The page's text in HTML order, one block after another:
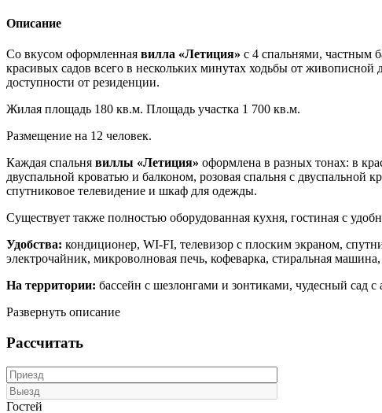
Описание
Со вкусом оформленная вилла «Летиция» с 4 спальнями, частным
красивых садов всего в нескольких минутах ходьбы от
доступности от резиденции.
Жилая площадь 180 кв.м. Площадь участка 1 700 кв.м.
Размещение на 12 человек.
Каждая спальня виллы «Летиция» оформлена в разных тонах: в
двуспальной кроватью и балконом, розовая спальня с двуспальной
спутниковое телевидение и шкаф для одежды.
Существует также полностью оборудованная кухня, гостиная с
Удобства: кондиционер, WI-FI, телевизор с плоским экраном,
электрочайник, микроволновая печь, кофеварка, стиральная
На территории: бассейн с шезлонгами и зонтиками, чудесный сад
Развернуть описание
Рассчитать
Гостей